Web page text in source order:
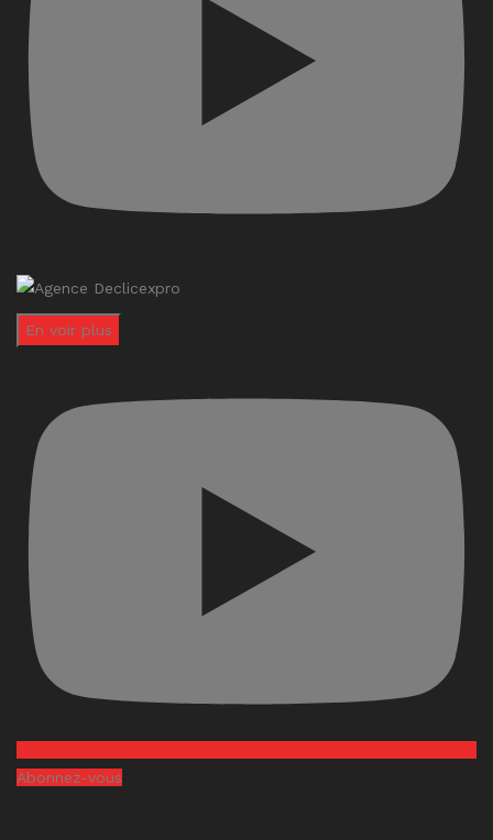
En voir plus
Abonnez-vous